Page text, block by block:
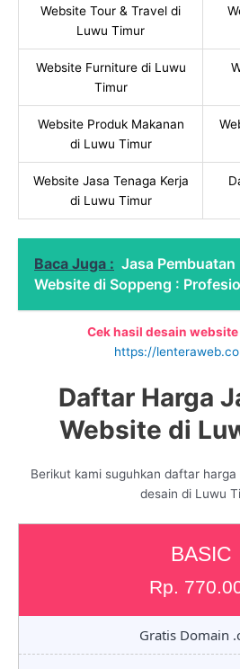
Website Tour & Travel di
Luwu Timur
Website Furniture di Luwu
Timur
Website Produk Makanan
di Luwu Timur
Website Jasa Tenaga Kerja
di Luwu Timur
Baca Juga : Jasa Pembuatan
Website di Soppeng :
Cek hasil desain
https://
Daftar Harga
Website di
Berikut kami suguhkan daftar
desain di Luwu
BASIC
Rp.
Gratis Domain